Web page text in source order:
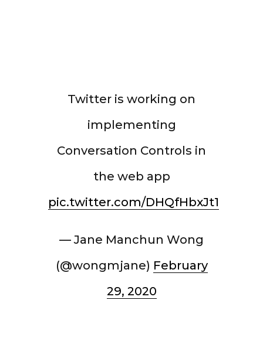
Twitter is working on
implementing
Conversation Controls in
the web app
pic.twitter.com/DHQfHbxJt1
— Jane Manchun Wong
(@wongmjane) February
29, 2020